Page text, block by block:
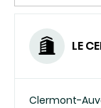
LE
Clermont-